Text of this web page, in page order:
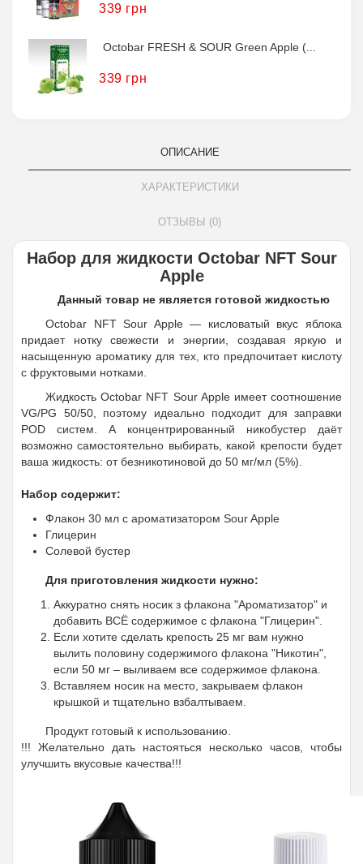
339 грн
Octobar FRESH & SOUR Green Apple (...
339 грн
ОПИСАНИЕ
ХАРАКТЕРИСТИКИ
ОТЗЫВЫ (0)
Набор для жидкости Octobar NFT Sour
Apple
Данный товар не является готовой жидкостью
Octobar NFT Sour Apple — кисловатый вкус яблока
придает нотку свежести и энергии, создавая яркую и
насыщенную ароматику для тех, кто предпочитает кислоту
с фруктовыми нотками.
Жидкость Octobar NFT Sour Apple имеет соотношение
VG/PG 50/50, поэтому идеально подходит для заправки
POD систем. А концентрированный никобустер даёт
возможно самостоятельно выбирать, какой крепости будет
ваша жидкость: от безникотиновой до 50 мг/мл (5%).
Набор содержит:
Флакон 30 мл с ароматизатором Sour Apple
Глицерин
Солевой бустер
Для приготовления жидкости нужно:
Аккуратно снять носик з флакона "Ароматизатор" и
добавить ВСЁ содержимое с флакона "Глицерин".
Если хотите сделать крепость 25 мг вам нужно
вылить половину содержимого флакона "Никотин",
если 50 мг – выливаем все содержимое флакона.
Вставляем носик на место, закрываем флакон
крышкой и тщательно взбалтываем.
Продукт готовый к использованию.
!!! Желательно дать настояться несколько часов, чтобы
улучшить вкусовые качества!!!